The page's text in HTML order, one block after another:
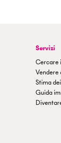
Servizi
Cercare
Vendere
Stima
Guida